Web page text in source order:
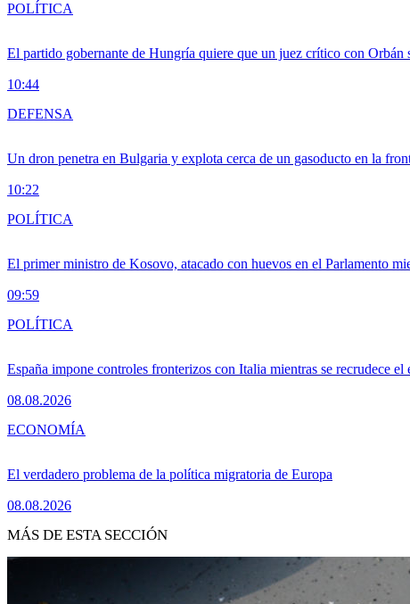
El partido gobernante de Hungría quiere que un juez crítico con Orbán
10:44
POLÍTICA
Un dron penetra en Bulgaria y explota cerca de un gasoducto en la
10:22
DEFENSA
El primer ministro de Kosovo, atacado con huevos en el Parlamento
09:59
POLÍTICA
España impone controles fronterizos con Italia mientras se recrudece
08.08.2026
POLÍTICA
El verdadero problema de la política migratoria de Europa
08.08.2026
ECONOMÍA
MÁS DE ESTA SECCIÓN